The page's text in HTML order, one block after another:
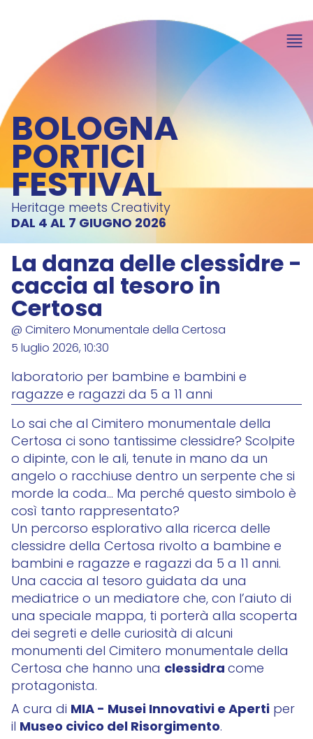
BOLOGNA
PORTICI
FESTIVAL
Heritage meets Creativity
DAL 4 AL 7 GIUGNO 2026
La danza delle clessidre -
caccia al tesoro in
Certosa
@ Cimitero Monumentale della Certosa
5 luglio 2026, 10:30
laboratorio per bambine e bambini e
ragazze e ragazzi da 5 a 11 anni
Lo sai che al Cimitero monumentale della
Certosa ci sono tantissime clessidre? Scolpite
o dipinte, con le ali, tenute in mano da un
angelo o racchiuse dentro un serpente che si
morde la coda… Ma perché questo simbolo è
così tanto rappresentato?
Un percorso esplorativo alla ricerca delle
clessidre della Certosa rivolto a bambine e
bambini e ragazze e ragazzi da 5 a 11 anni.
Una caccia al tesoro guidata da una
mediatrice o un mediatore che, con l’aiuto di
una speciale mappa, ti porterà alla scoperta
dei segreti e delle curiosità di alcuni
monumenti del Cimitero monumentale della
Certosa che hanno una clessidracome
protagonista.
A cura di MIA - Musei Innovativi e Aperti per
il Museo civico del Risorgimento.